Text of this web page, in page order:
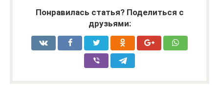
Понравилась статья? Поделиться с
друзьями: